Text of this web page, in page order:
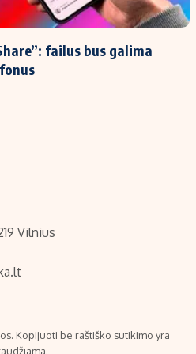
Titulinis
Nedarbo išmokos skaičiuoklė
failus bus galima
Vilnius
Kopijuoti be raštiško sutikimo yra